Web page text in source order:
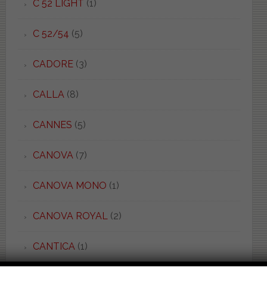
C 52 LIGHT (1)
C 52/54 (5)
CADORE(3)
CALLA (8)
CANNES (5)
CANOVA (7)
CANOVA MONO (1)
CANOVA ROYAL (2)
CANTICA (1)